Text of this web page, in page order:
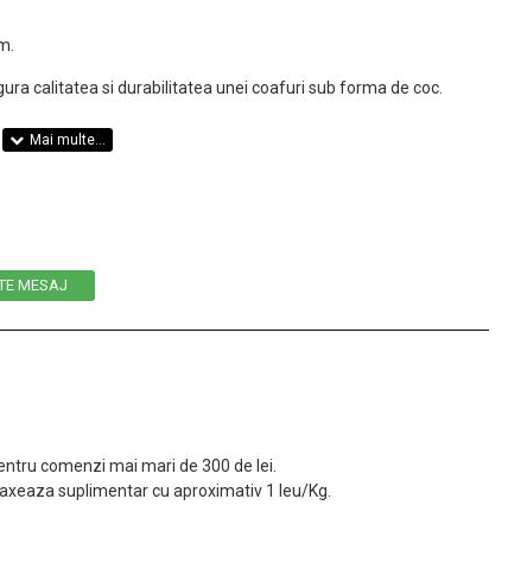
calitatea si durabilitatea unei coafuri sub forma de coc.
MESAJ
comenzi mai mari de 300 de lei.
suplimentar cu aproximativ 1 leu/Kg.